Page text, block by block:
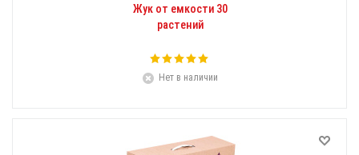
Жук от емкости 30
растений
Нет в наличии